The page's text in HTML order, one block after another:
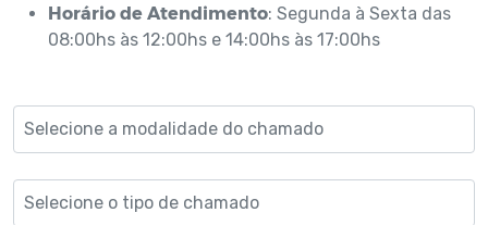
Horário de Atendimento: Segunda à Sexta das
08:00hs às 12:00hs e 14:00hs às 17:00hs